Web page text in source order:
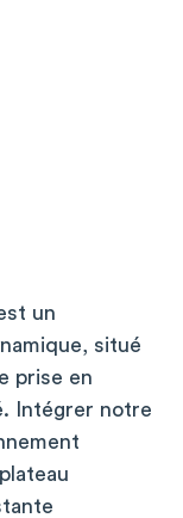
un
situé
prise en
Intégrer notre